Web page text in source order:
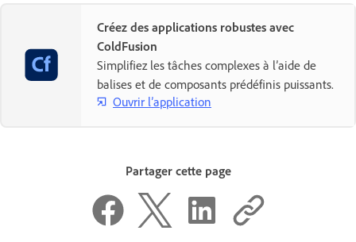
Créez des applications robustes avec
ColdFusion
Simplifiez les tâches complexes à l’aide de
balises et de composants prédéfinis puissants.
Ouvrir l’application
Partager cette page